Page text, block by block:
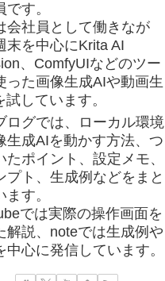
す。
会社員として働きなが
末を中心にKrita AI
、ComfyUIなどのツー
った画像生成AIや動画生
試しています。
ログでは、ローカル環境
生成AIを動かす方法、つ
たポイント、設定メモ、
プト、生成例などをまと
す。
では実際の操作画面を
解説、noteでは生成例や
中心に発信しています。